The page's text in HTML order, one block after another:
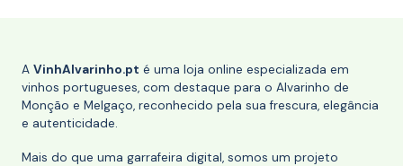
A VinhAlvarinho.pt é uma loja online especializada em
vinhos portugueses, com destaque para o Alvarinho de
Monção e Melgaço, reconhecido pela sua frescura, elegância
e autenticidade.
Mais do que uma garrafeira digital, somos um projeto